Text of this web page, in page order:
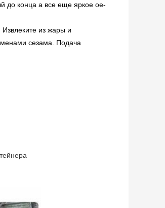
до конца а все еще яркое ое-
из жары и
сезама. Подача